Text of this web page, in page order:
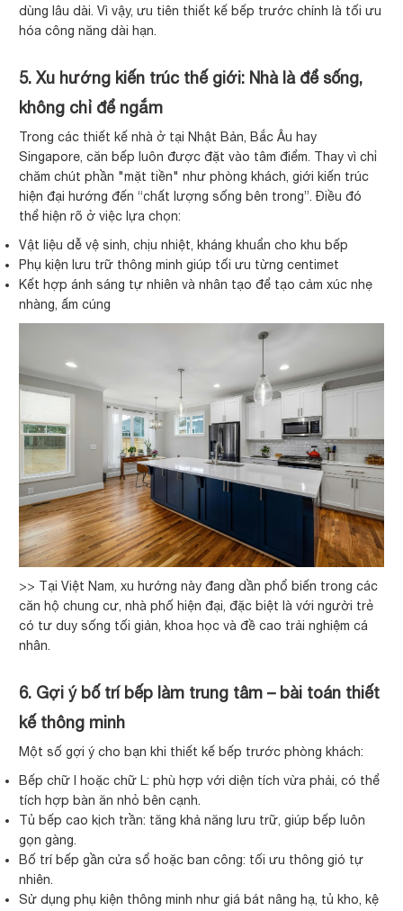
dùng lâu dài. Vì vậy, ưu tiên thiết kế bếp trước chính là tối ưu
hóa công năng dài hạn.
5. Xu hướng kiến trúc thế giới: Nhà là để sống,
không chỉ để ngắm
Trong các thiết kế nhà ở tại Nhật Bản, Bắc Âu hay
Singapore, căn bếp luôn được đặt vào tâm điểm. Thay vì chỉ
chăm chút phần "mặt tiền" như phòng khách, giới kiến trúc
hiện đại hướng đến “chất lượng sống bên trong”. Điều đó
thể hiện rõ ở việc lựa chọn:
Vật liệu dễ vệ sinh, chịu nhiệt, kháng khuẩn cho khu bếp
Phụ kiện lưu trữ thông minh giúp tối ưu từng centimet
Kết hợp ánh sáng tự nhiên và nhân tạo để tạo cảm xúc nhẹ
nhàng, ấm cúng
>> Tại Việt Nam, xu hướng này đang dần phổ biến trong các
căn hộ chung cư, nhà phố hiện đại, đặc biệt là với người trẻ
có tư duy sống tối giản, khoa học và đề cao trải nghiệm cá
nhân.
6. Gợi ý bố trí bếp làm trung tâm – bài toán thiết
kế thông minh
Một số gợi ý cho bạn khi thiết kế bếp trước phòng khách:
Bếp chữ I hoặc chữ L: phù hợp với diện tích vừa phải, có thể
tích hợp bàn ăn nhỏ bên cạnh.
Tủ bếp cao kịch trần: tăng khả năng lưu trữ, giúp bếp luôn
gọn gàng.
Bố trí bếp gần cửa sổ hoặc ban công: tối ưu thông gió tự
nhiên.
Sử dụng phụ kiện thông minh như giá bát nâng hạ, tủ kho, kệ